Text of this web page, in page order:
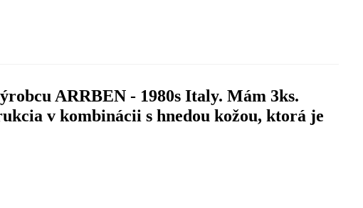
ARRBEN - 1980s Italy. Mám 3ks.
v kombinácii s hnedou kožou, ktorá je